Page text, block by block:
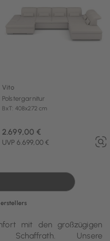
Vito
Polstergarnitur
BxT: 408x272 cm
2.699,00 €
UVP 6.699,00 €
mit den großzügigen
Schaffrath. Unsere